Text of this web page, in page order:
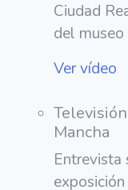
Ciudad
del
Ver vídeo
Mancha
Entrevista